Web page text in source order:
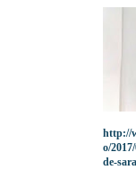
http://
o/
de-